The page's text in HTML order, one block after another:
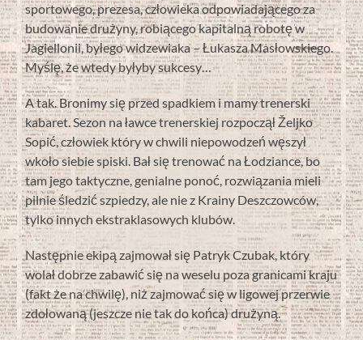
sportowego, prezesa, człowieka odpowiadającego za
budowanie drużyny, robiącego kapitalną robotę w
Jagiellonii, byłego widzewiaka – Łukasza Masłowskiego.
Myślę, że wtedy byłyby sukcesy…
A tak. Bronimy się przed spadkiem i mamy trenerski
kabaret. Sezon na ławce trenerskiej rozpoczął Željko
Sopić, człowiek który w chwili niepowodzeń węszył
wkoło siebie spiski. Bał się trenować na Łodziance, bo
tam jego taktyczne, genialne ponoć, rozwiązania mieli
pilnie śledzić szpiedzy, ale nie z Krainy Deszczowców,
tylko innych ekstraklasowych klubów.
Następnie ekipą zajmował się Patryk Czubak, który
wolał dobrze zabawić się na weselu poza granicami kraju
(fakt że na chwilę), niż zajmować się w ligowej przerwie
zdołowaną (jeszcze nie tak do końca) drużyną.